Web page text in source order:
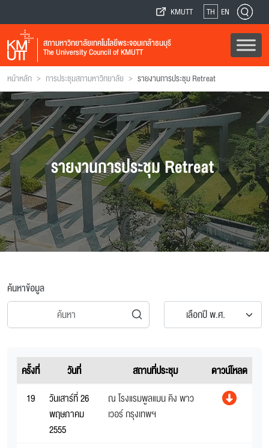
KMUTT TH EN
สภามหาวิทยาลัยเทคโนโลยีพระจอมเกล้าธนบุรี
The University Council of KMUTT
หน้าหลัก > การประชุมสภามหาวิทยาลัย > รายงานการประชุม Retreat
รายงานการประชุม Retreat
ค้นหาข้อมูล
เลือกปี พ.ศ.
ครั้งที่ วันที่ สถานที่ประชุม
ดาวน์โหลด
19
วันเสาร์ที่ 26
พฤษภาคม
2555
ณ โรงแรมพูลแมน คิง พาว
เวอร์ กรุงเทพฯ